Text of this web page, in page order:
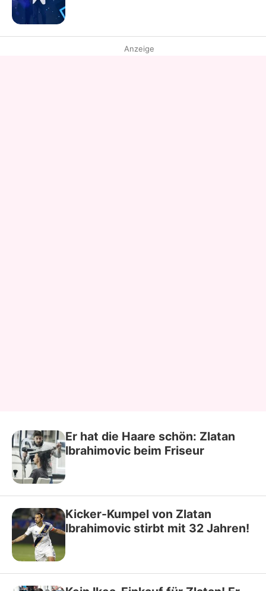
Anzeige
Er hat die Haare schön: Zlatan
Ibrahimovic beim Friseur
Kicker-Kumpel von Zlatan
Ibrahimovic stirbt mit 32 Jahren!